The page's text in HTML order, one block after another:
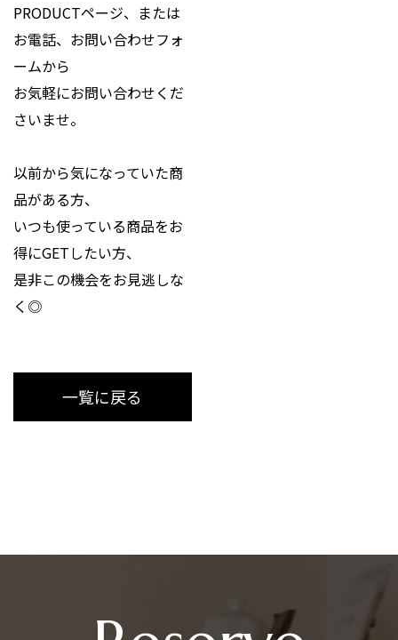
PRODUCTページ、または
お電話、お問い合わせフォ
ームから
お気軽にお問い合わせくだ
さいませ。
以前から気になっていた商
品がある方、
いつも使っている商品をお
得にGETしたい方、
是非この機会をお見逃しな
く◎
一覧に戻る